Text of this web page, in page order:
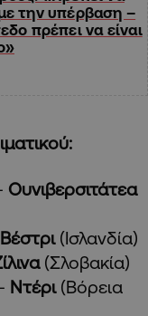
την υπέρβαση –
πρέπει να είναι
Ουνιβερσιτάτεα
Βέστρι (Ισλανδία)
(Σλοβακία)
Ντέρι (Βόρεια